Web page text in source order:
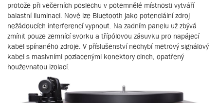
protože při večerních poslechu v potemnělé místnosti vytváří
balastní iluminaci. Nově lze Bluetooth jako potenciální zdroj
nežádoucích interferencí vypnout. Na zadním panelu už zbývá
zmínit pouze zemnící svorku a třípólovou zásuvku pro napájecí
kabel spínaného zdroje. V příslušenství nechybí metrový signálový
kabel s masivními pozlacenými konektory cinch, opatřený
houževnatou izolací.